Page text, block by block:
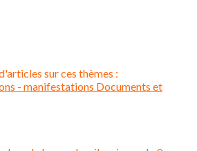
sur ces thèmes :
- manifestations Documents et